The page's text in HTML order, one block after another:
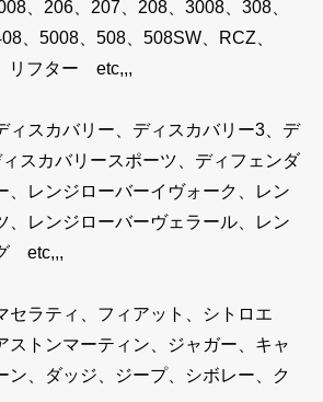
、206、207、208、3008、308、
、5008、508、508SW、RCZ、
リフター etc,,,
ィスカバリー、ディスカバリー3、デ
スカバリースポーツ、ディフェンダ
、レンジローバーイヴォーク、レン
、レンジローバーヴェラール、レン
etc,,,
セラティ、フィアット、シトロエ
ストンマーティン、ジャガー、キャ
ン、ダッジ、ジープ、シボレー、ク